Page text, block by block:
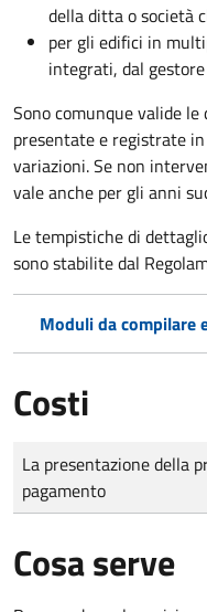
della ditta o società
per gli edifici in
integrati, dal
Sono comunque valide le
presentate e registrate
variazioni. Se non
vale anche per gli anni
Le tempistiche di
sono stabilite dal
Moduli da compilare
Costi
Tipo di pagamento
Importo
La presentazione della
pagamento
Cosa serve